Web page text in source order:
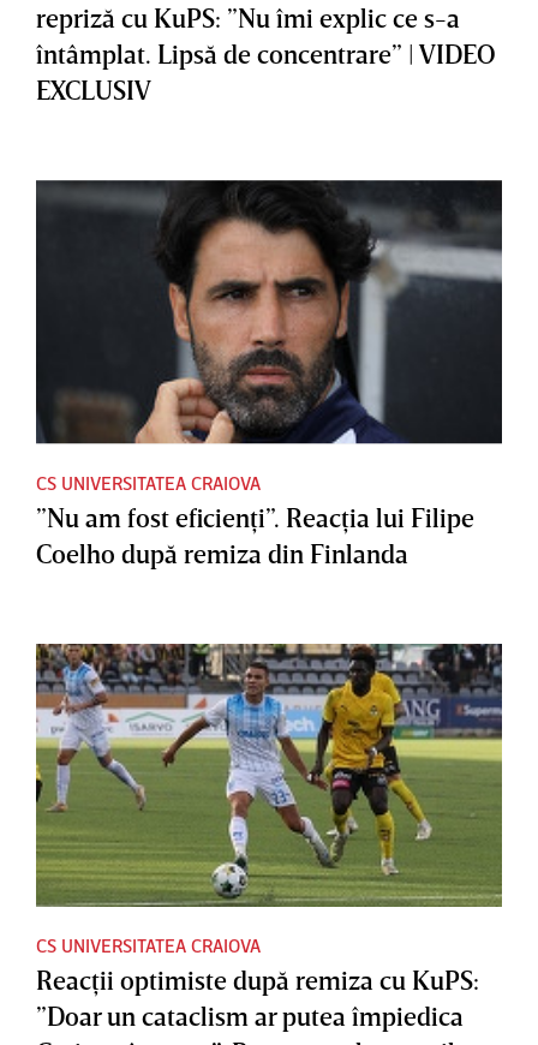
repriză cu KuPS: ”Nu îmi explic ce s-a
întâmplat. Lipsă de concentrare” | VIDEO
EXCLUSIV
CS UNIVERSITATEA CRAIOVA
”Nu am fost eficienţi”. Reacţia lui Filipe
Coelho după remiza din Finlanda
CS UNIVERSITATEA CRAIOVA
Reacţii optimiste după remiza cu KuPS:
”Doar un cataclism ar putea împiedica